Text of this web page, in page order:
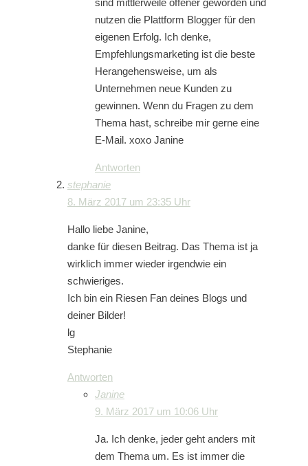
sind mittlerweile offener geworden und
nutzen die Plattform Blogger für den
eigenen Erfolg. Ich denke,
Empfehlungsmarketing ist die beste
Herangehensweise, um als
Unternehmen neue Kunden zu
gewinnen. Wenn du Fragen zu dem
Thema hast, schreibe mir gerne eine
E-Mail. xoxo Janine
Antworten
stephanie
8. März 2017 um 23:35 Uhr
Hallo liebe Janine,
danke für diesen Beitrag. Das Thema ist ja
wirklich immer wieder irgendwie ein
schwieriges.
Ich bin ein Riesen Fan deines Blogs und
deiner Bilder!
lg
Stephanie
Antworten
Janine
9. März 2017 um 10:06 Uhr
Ja. Ich denke, jeder geht anders mit
dem Thema um. Es ist immer die